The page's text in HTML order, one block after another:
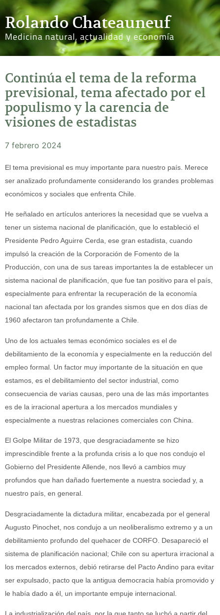
Rolando Chateauneuf
Medicina natural, actualidad y economía
Continúa el tema de la reforma
previsional, tema afectado por el
populismo y la carencia de
visiones de estadistas
7 febrero 2024
El tema previsional es muy importante para nuestro país. Merece
ser analizado profundamente considerando los grandes problemas
económicos y sociales que enfrenta Chile.
He señalado en artículos anteriores la necesidad que se vuelva a
tener un sistema nacional de planificación, que lo estableció el
Presidente Pedro Aguirre Cerda, ese gran estadista, cuando
impulsó la creación de la Corporación de Fomento de la
Producción, con una de sus tareas importantes la de establecer un
sistema nacional de planificación, que fue tan positivo para el país,
especialmente para enfrentar la recuperación de la economía
nacional tan afectada por los grandes sismos que en dos días de
1960 afectaron tan profundamente a Chile.
Uno de los actuales temas económico sociales es el de
debilitamiento de la economía y especialmente en la reducción del
empleo formal. Un factor muy importante de la situación en que
estamos, es el debilitamiento del sector industrial, como
consecuencia de varias causas, pero una de las más importantes
es de la irracional apertura a los mercados mundiales y
especialmente a nuestras relaciones comerciales con China.
El Golpe Militar de 1973, que desgraciadamente se hizo
imprescindible frente a la profunda crisis a lo que nos condujo el
Gobierno del Presidente Allende, nos llevó a cambios muy
profundos que han dañado fuertemente a nuestra sociedad y, a
nuestro país, en general.
Desgraciadamente la dictadura militar, encabezada por el general
Augusto Pinochet, nos condujo a un neoliberalismo extremo y a un
debilitamiento profundo del quehacer de CORFO. Desapareció el
sistema de planificación nacional; Chile con su apertura irracional a
los mercados externos, debió retirarse del Pacto Andino para evitar
ser expulsado, pacto que la antigua democracia había promovido y
le había dado a él, un importante empuje internacional.